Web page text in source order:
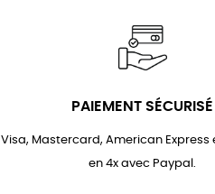
PAIEMENT SÉCURISÉ
Visa, Mastercard, American
en 4x avec Paypal.